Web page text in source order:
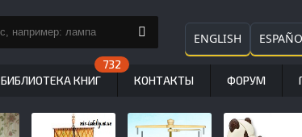
ENGLISH
БИБЛИОТЕКА КНИГ КОНТАКТЫ ФОРУМ